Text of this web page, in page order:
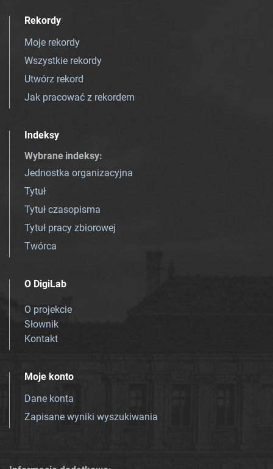
Rekordy
Moje rekordy
Wszystkie rekordy
Utwórz rekord
Jak pracować z rekordem
Indeksy
Wybrane indeksy:
Jednostka organizacyjna
Tytuł
Tytuł czasopisma
Tytuł pracy zbiorowej
Twórca
O DigiLab
O projekcie
Słownik
Kontakt
Moje konto
Dane konta
Zapisane wyniki wyszukiwania